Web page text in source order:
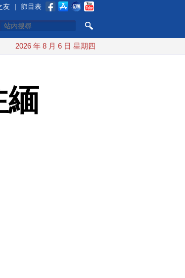
友 | 節目表
不收通行費 配合漢光 總統賴清德親登雲豹前進
2026 年 8 月 6 日 星期四
緬